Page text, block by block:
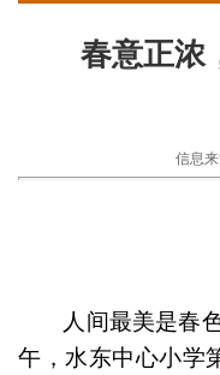
春意正浓
信息
人间最美是春
午，水东中心小学